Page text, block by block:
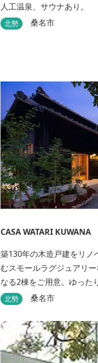
人工温泉、サウナあり。
北勢 桑名市
CASA WATARI KUWANA
築130年の木造戸建をリノ
むスモールラグジュアリ
なる2棟をご用意。ゆった
ださい。
北勢 桑名市